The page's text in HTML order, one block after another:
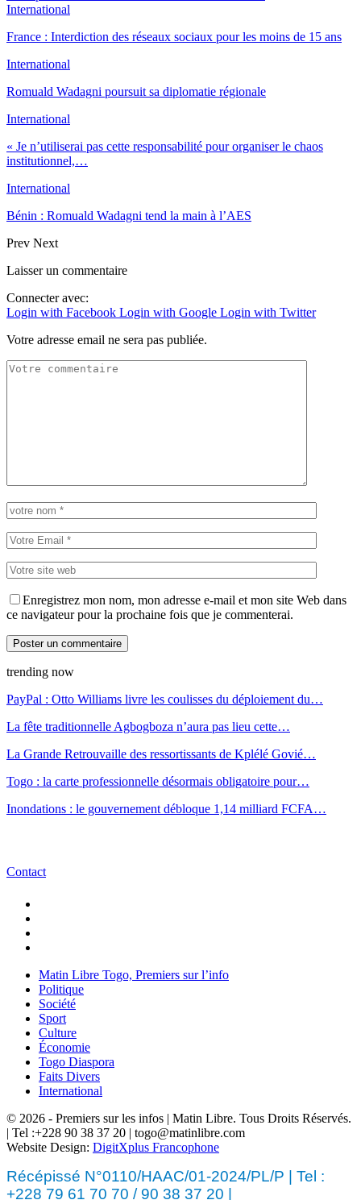
International
France : Interdiction des réseaux sociaux pour les moins de 15 ans
International
Romuald Wadagni poursuit sa diplomatie régionale
International
« Je n’utiliserai pas cette responsabilité pour organiser le chaos
institutionnel,…
International
Bénin : Romuald Wadagni tend la main à l’AES
Prev Next
Laisser un commentaire
Connecter avec:
Login with Facebook Login with Google Login with Twitter
Votre adresse email ne sera pas publiée.
Enregistrez mon nom, mon adresse e-mail et mon site Web dans
ce navigateur pour la prochaine fois que je commenterai.
trending now
PayPal : Otto Williams livre les coulisses du déploiement du…
La fête traditionnelle Agbogboza n’aura pas lieu cette…
La Grande Retrouvaille des ressortissants de Kplélé Govié…
Togo : la carte professionnelle désormais obligatoire pour…
Inondations : le gouvernement débloque 1,14 milliard FCFA…
Contact
Matin Libre Togo, Premiers sur l’info
Politique
Société
Sport
Culture
Économie
Togo Diaspora
Faits Divers
International
© 2026 - Premiers sur les infos | Matin Libre. Tous Droits Réservés.
| Tel :+228 90 38 37 20 | togo@matinlibre.com
Website Design: DigitXplus Francophone
Récépissé N°0110/HAAC/01-2024/PL/P | Tel :
+228 79 61 70 70 / 90 38 37 20 |